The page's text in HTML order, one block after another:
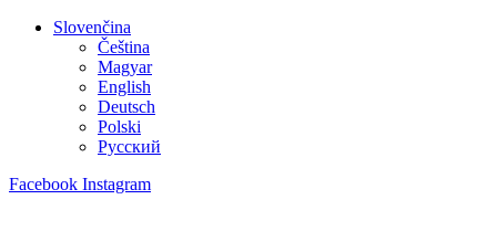
Slovenčina
Čeština
Magyar
English
Deutsch
Polski
Русский
Facebook Instagram